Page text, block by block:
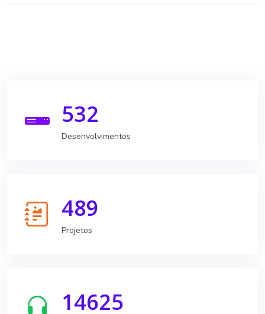
532
Desenvolvimentos
489
Projetos
14625